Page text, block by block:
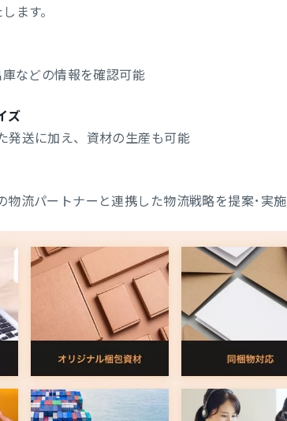
ます。
などの情報を確認可能
ズ
発送に加え、資材の生産も可能
流パートナーと連携した物流戦略を提案･実施